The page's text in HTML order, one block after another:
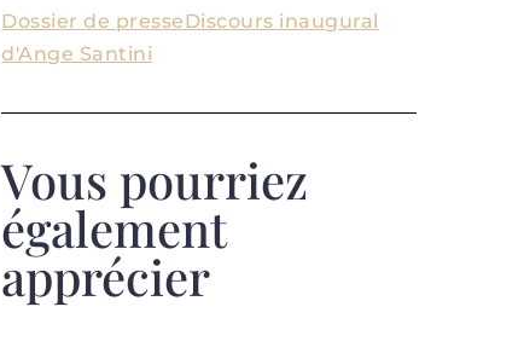
Dossier de presseDiscours inaugural
d'Ange Santini
Vous pourriez
également
apprécier